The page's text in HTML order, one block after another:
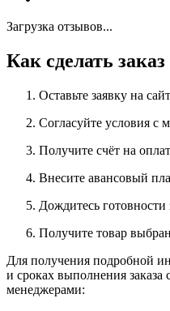
Загрузка отзывов...
Как сделать заказ
Оставьте заявку на
Согласуйте условия с
Получите счёт на
Внесите авансовый
Дождитесь готовности
Получите товар
Для получения подробной
и сроках выполнения
менеджерами: